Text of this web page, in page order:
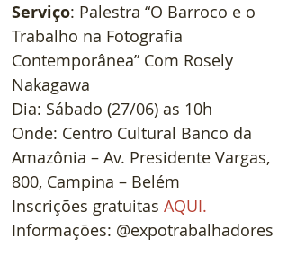
Serviço: Palestra “O Barroco e o
Trabalho na Fotografia
Contemporânea” Com Rosely
Nakagawa
Dia: Sábado (27/06) as 10h
Onde: Centro Cultural Banco da
Amazônia – Av. Presidente Vargas,
800, Campina – Belém
Inscrições gratuitas AQUI.
Informações: @expotrabalhadores